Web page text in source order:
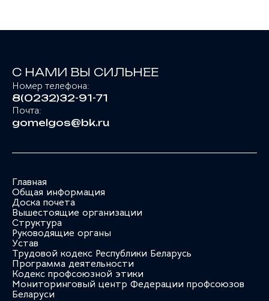
С НАМИ ВЫ СИЛЬНЕЕ
Номер телефона:
8(0232)32-91-71
Почта:
gomelgos@bk.ru
Главная
Общая информация
Доска почета
Вышестоящие организации
Структура
Руководящие органы
Устав
Трудовой кодекс Республики Беларусь
Программа деятельности
Кодекс профсоюзной этики
Мониторинговый центр Федерации профсоюзов
Беларуси